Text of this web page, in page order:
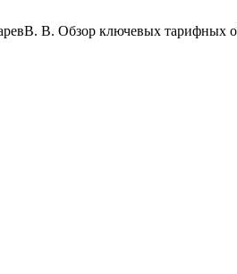
В. Обзор ключевых тарифных